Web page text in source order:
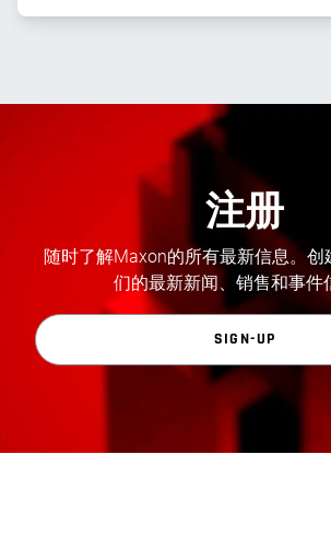
注册
随时了解Maxon的所有最新信息。创
们的最新新闻、销售和事件
SIGN-UP